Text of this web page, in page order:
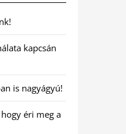
kapcsán
is nagyágyú!
éri meg a